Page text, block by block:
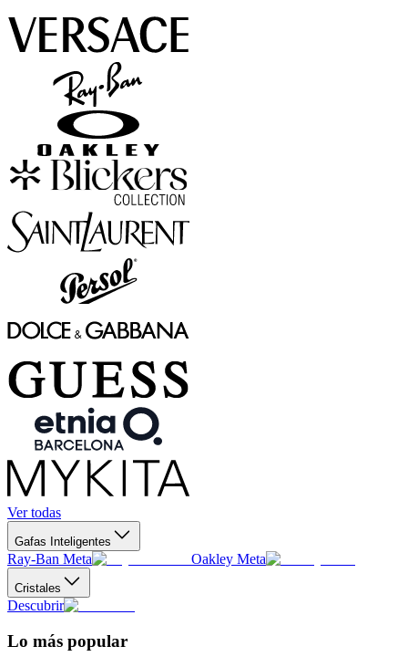
Ver todas
Gafas Inteligentes
Ray-Ban Meta Oakley Meta
Cristales
Descubrir
Lo más popular